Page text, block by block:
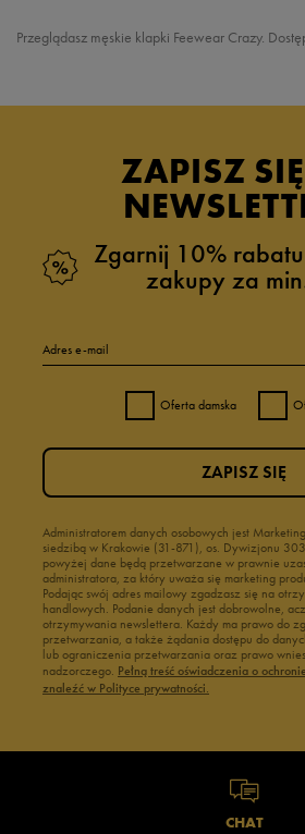
Przeglądasz męskie klapki Feewear Crazy.
ZAPISZ
Zgarnij 10%
zakupy za
Adres e-mail
Oferta damska
Administratorem danych osobowych jest
siedzibą w Krakowie (31-871), os. Dywizjonu
powyżej dane będą przetwarzane w prawnie
administratora, za który uważa się marketing
Podając swój adres mailowy zgadzasz się na
handlowych. Podanie danych jest dobrowolne,
otrzymywania newslettera. Każdy ma prawo do
przetwarzania, a także żądania dostępu do
lub ograniczenia przetwarzania oraz prawo
nadzorczego. Pełną treść oświadczenia o
znaleźć w Polityce prywatności.
ZAPISZ SIĘ
CHAT